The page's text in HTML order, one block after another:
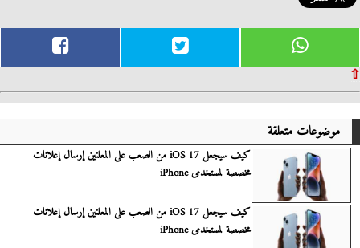
⇧
موضوعات متعلقة
كيف سيجعل iOS 17 من الصعب على المعلنين إرسال إعلانات
مخصصة لمستخدمى iPhone
كيف سيجعل iOS 17 من الصعب على المعلنين إرسال إعلانات
مخصصة لمستخدمى iPhone